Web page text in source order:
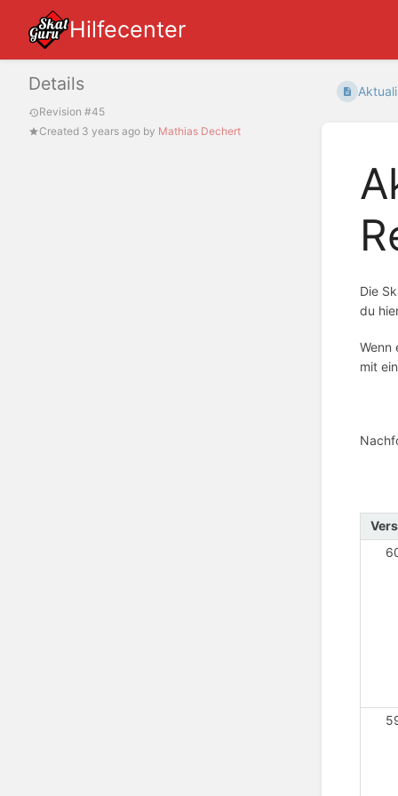
Hilfecenter
Details
Revision #45
Created 3 years ago by Mathias Dechert
Die
du
Wenn
mit